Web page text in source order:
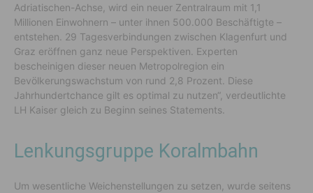
Adriatischen-Achse, wird ein neuer Zentralraum mit 1,1
Millionen Einwohnern – unter ihnen 500.000 Beschäftigte –
entstehen. 29 Tagesverbindungen zwischen Klagenfurt und
Graz eröffnen ganz neue Perspektiven. Experten
bescheinigen dieser neuen Metropolregion ein
Bevölkerungswachstum von rund 2,8 Prozent. Diese
Jahrhundertchance gilt es optimal zu nutzen“, verdeutlichte
LH Kaiser gleich zu Beginn seines Statements.
Lenkungsgruppe Koralmbahn
Um wesentliche Weichenstellungen zu setzen, wurde seitens